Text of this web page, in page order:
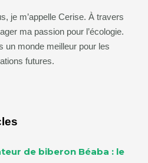
je m’appelle Cerise. À travers
ma passion pour l’écologie.
un monde meilleur pour les
futures.
de biberon Béaba : le